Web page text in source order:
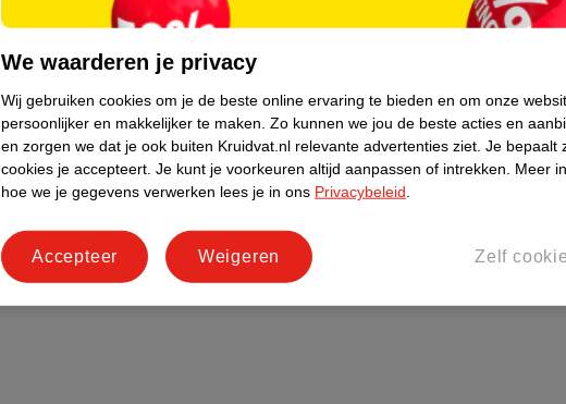
We waarderen je privacy
Wij gebruiken cookies om je de beste online ervaring te bieden en om onze
persoonlijker en makkelijker te maken. Zo kunnen we jou de beste acties en
en zorgen we dat je ook buiten Kruidvat.nl relevante advertenties ziet. Je bepaalt
cookies je accepteert. Je kunt je voorkeuren altijd aanpassen of intrekken.
Meer
hoe we je gegevens verwerken lees je in ons Privacybeleid
Zelf
Weigeren
Accepteer